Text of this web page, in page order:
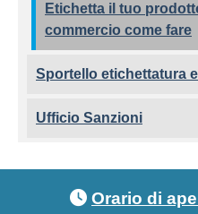
Etichetta il tuo
commercio come fare
Sportello etichettatura
Ufficio Sanzioni
Orario di